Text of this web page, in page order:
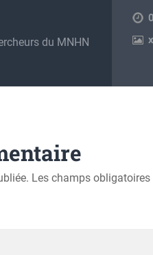
du MNHN
x
Les champs